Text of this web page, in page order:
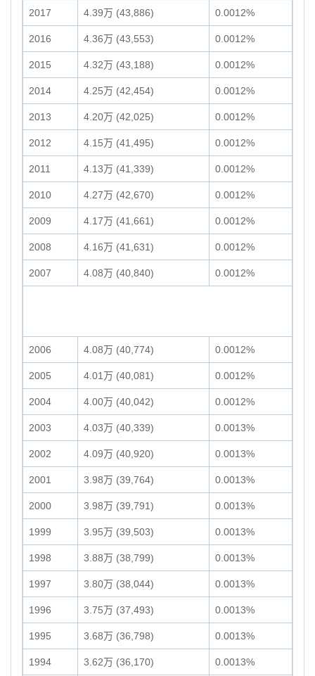
2017 4.39万 (43,886) 0.0012%
2016 4.36万 (43,553) 0.0012%
2015 4.32万 (43,188) 0.0012%
2014 4.25万 (42,454) 0.0012%
2013 4.20万 (42,025) 0.0012%
2012 4.15万 (41,495) 0.0012%
2011 4.13万 (41,339) 0.0012%
2010 4.27万 (42,670) 0.0012%
2009 4.17万 (41,661) 0.0012%
2008 4.16万 (41,631) 0.0012%
2007 4.08万 (40,840) 0.0012%
2006 4.08万 (40,774) 0.0012%
2005 4.01万 (40,081) 0.0012%
2004 4.00万 (40,042) 0.0012%
2003 4.03万 (40,339) 0.0013%
2002 4.09万 (40,920) 0.0013%
2001 3.98万 (39,764) 0.0013%
2000 3.98万 (39,791) 0.0013%
1999 3.95万 (39,503) 0.0013%
1998 3.88万 (38,799) 0.0013%
1997 3.80万 (38,044) 0.0013%
1996 3.75万 (37,493) 0.0013%
1995 3.68万 (36,798) 0.0013%
1994 3.62万 (36,170) 0.0013%